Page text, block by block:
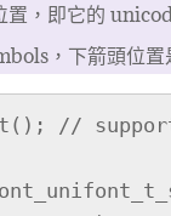
置，即它的
，下箭頭位置
//